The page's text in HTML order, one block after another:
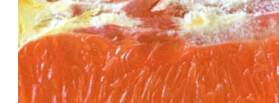
Haut
bemerkbar
und
was
kann